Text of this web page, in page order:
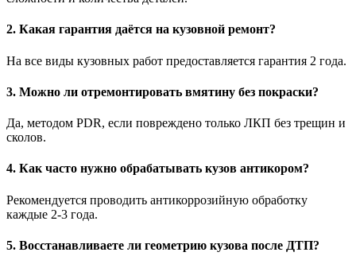
2. Какая гарантия даётся на кузовной ремонт?
На все виды кузовных работ предоставляется гарантия 2 года.
3. Можно ли отремонтировать вмятину без покраски?
Да, методом PDR, если повреждено только ЛКП без трещин и
сколов.
4. Как часто нужно обрабатывать кузов антикором?
Рекомендуется проводить антикоррозийную обработку
каждые 2-3 года.
5. Восстанавливаете ли геометрию кузова после ДТП?